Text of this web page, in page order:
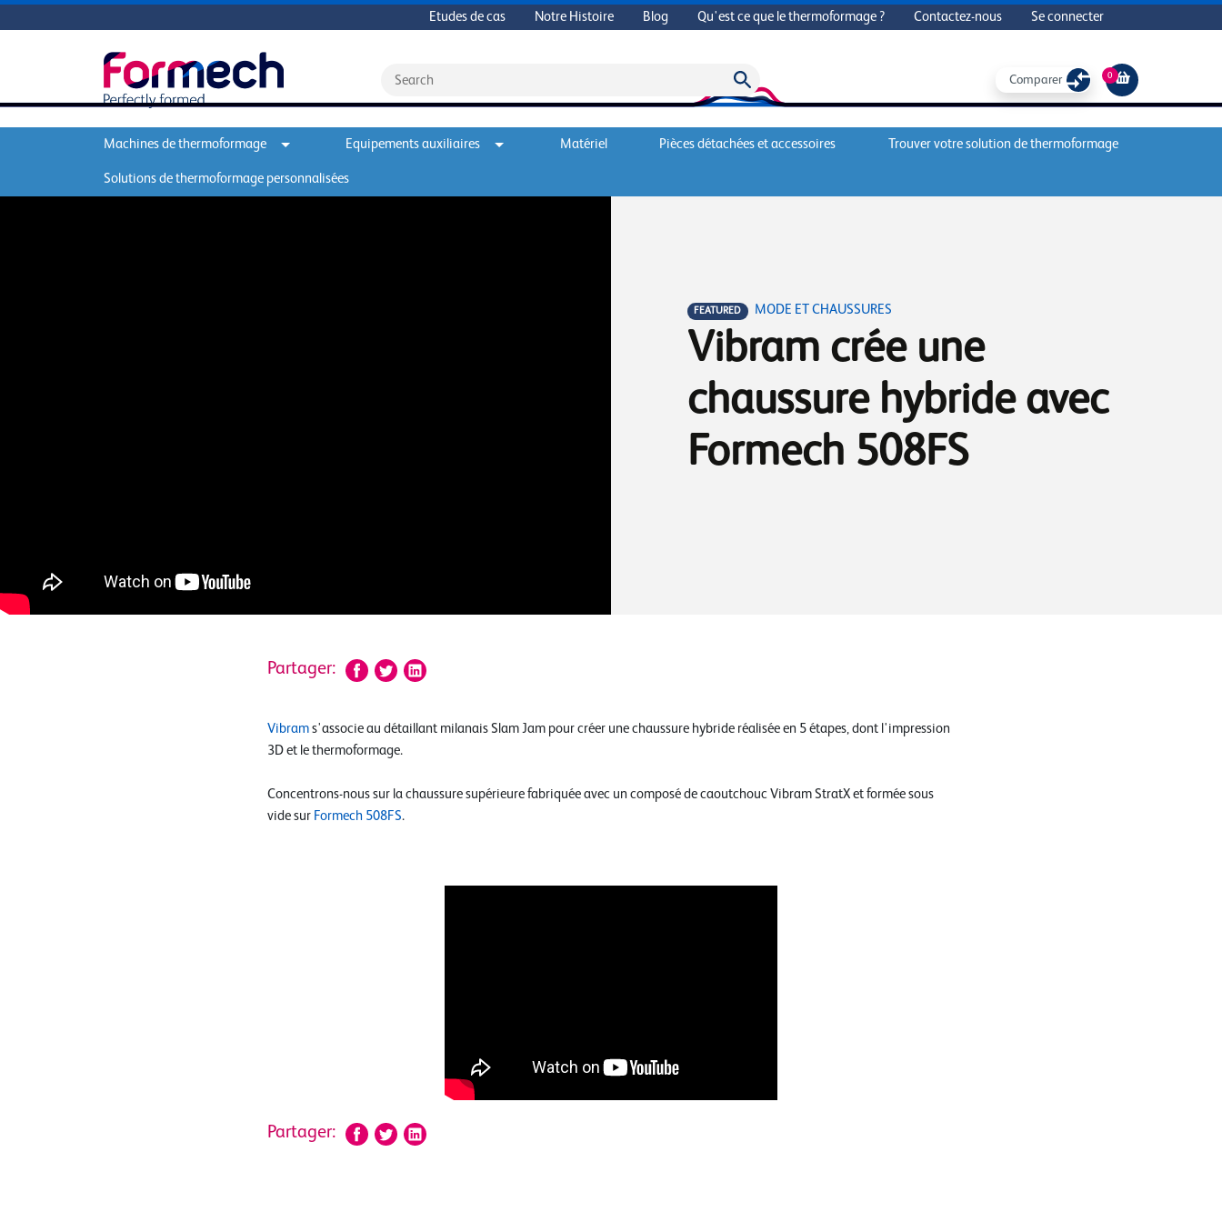
Etudes de cas Notre Histoire Blog Qu'est ce que le thermoformage ? Contactez-nous Se connecter
Comparer 0
Machines de thermoformage Equipements auxiliaires Matériel Pièces détachées et accessoires Trouver votre solution de thermoformage
Solutions de thermoformage personnalisées
FEATURED MODE ET CHAUSSURES
Vibram crée une
chaussure hybride avec
Formech 508FS
Partager:
Vibram s'associe au détaillant milanais Slam Jam pour créer une chaussure hybride réalisée en 5 étapes, dont l'impression
3D et le thermoformage.
Concentrons-nous sur la chaussure supérieure fabriquée avec un composé de caoutchouc Vibram StratX et formée sous
vide sur Formech 508FS.
Partager: